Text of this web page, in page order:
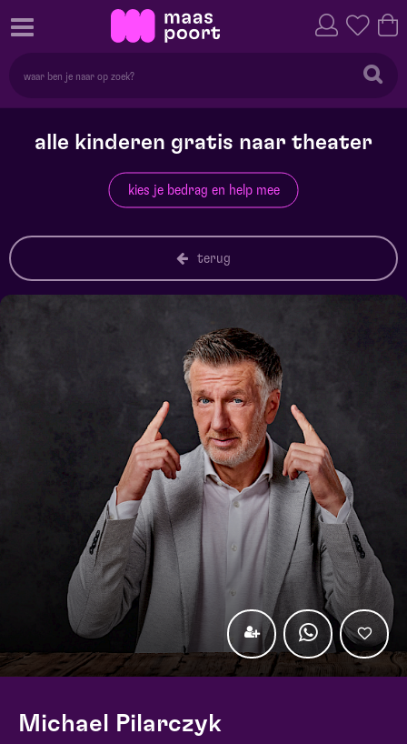
alle kinderen gratis naar theater
kies je bedrag en help mee
terug
Michael Pilarczyk